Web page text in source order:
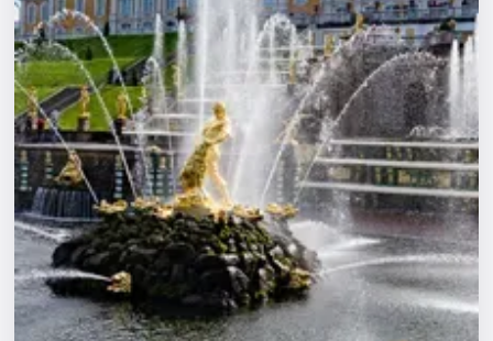
Города
Площадки
Артисты
Рейтинги